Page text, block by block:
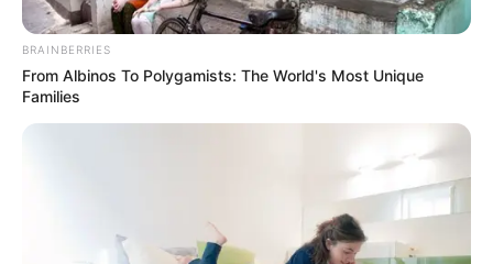
bioseguridad.
BRAINBERRIES
From Albinos To Polygamists: The World's Most Unique
Families